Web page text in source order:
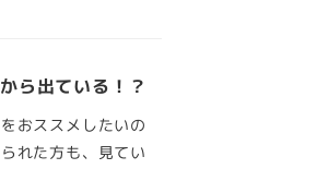
ら出ている！？
おススメしたいの
れた方も、見てい